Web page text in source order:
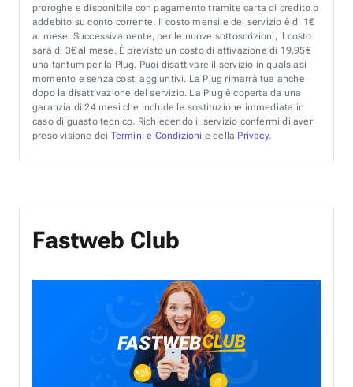
proroghe e disponibile con pagamento tramite carta di credito o
addebito su conto corrente. Il costo mensile del servizio è di 1€
al mese. Successivamente, per le nuove sottoscrizioni, il costo
sarà di 3€ al mese. È previsto un costo di attivazione di 19,95€
una tantum per la Plug. Puoi disattivare il servizio in qualsiasi
momento e senza costi aggiuntivi. La Plug rimarrà tua anche
dopo la disattivazione del servizio. La Plug è coperta da una
garanzia di 24 mesi che include la sostituzione immediata in
caso di guasto tecnico. Richiedendo il servizio confermi di aver
preso visione dei Termini e Condizioni e della Privacy.
Fastweb Club